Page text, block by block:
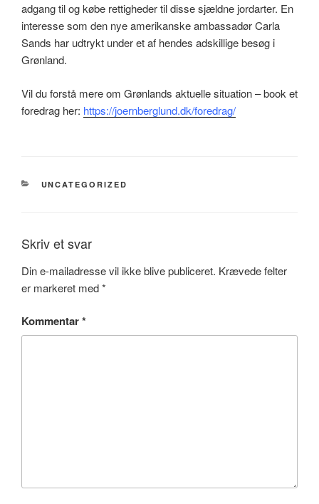
adgang til og købe rettigheder til disse sjældne jordarter. En
interesse som den nye amerikanske ambassadør Carla
Sands har udtrykt under et af hendes adskillige besøg i
Grønland.
Vil du forstå mere om Grønlands aktuelle situation – book et
foredrag her: https://joernberglund.dk/foredrag/
KATEGORIER
UNCATEGORIZED
Skriv et svar
Din e-mailadresse vil ikke blive publiceret. Krævede felter
er markeret med*
Kommentar*